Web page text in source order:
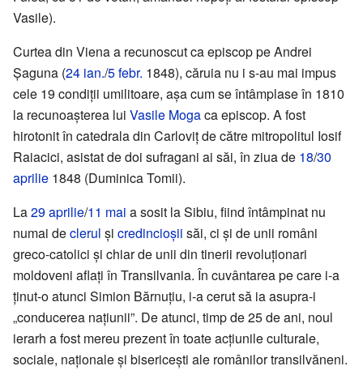
Vasile).
Curtea din Viena a recunoscut ca episcop pe Andrei
Șaguna (24 ian./5 febr. 1848), căruia nu i s-au mai impus
cele 19 condiții umilitoare, așa cum se întâmplase în 1810
la recunoașterea lui Vasile Mogaca episcop. A fost
hirotonit în catedrala din Carloviț de către mitropolitul Iosif
Raiacici, asistat de doi sufragani ai săi, în ziua de 18/30
aprilie 1848 (Duminica Tomii).
La29 aprilie/11 mai a sosit la Sibiu, fiind întâmpinat nu
numai declerul și credincioșii săi, ci și de unii români
greco-catolici și chiar de unii din tinerii revoluționari
moldoveni aflați în Transilvania. În cuvântarea pe care i-a
ținut-o atunci Simion Bărnuțiu, i-a cerut să ia asupra-i
„conducerea națiunii”. De atunci, timp de 25 de ani, noul
ierarh a fost mereu prezent în toate acțiunile culturale,
sociale, naționale și bisericești ale românilor transilvăneni.